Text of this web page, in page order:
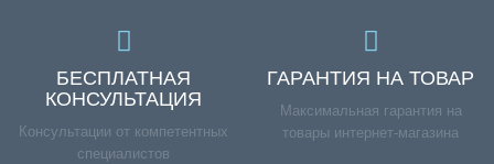
БЕСПЛАТНАЯ
КОНСУЛЬТАЦИЯ
Консультации от компетентных
специалистов
ГАРАНТИЯ НА ТОВАР
Максимальная гарантия на
товары интернет-магазина